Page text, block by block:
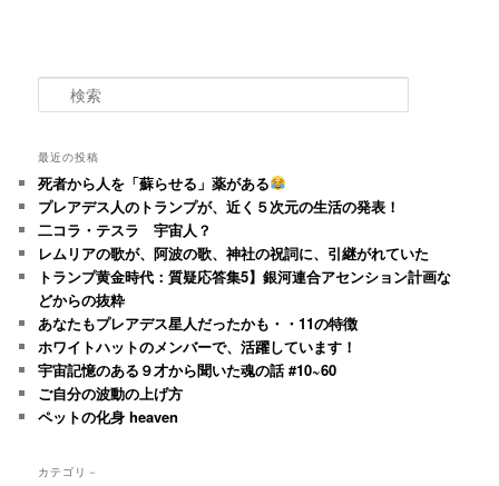
索
最近の投稿
死者から人を「蘇らせる」薬がある
プレアデス人のトランプが、近く５次元の生活の発表！
二コラ・テスラ 宇宙人？
レムリアの歌が、阿波の歌、神社の祝詞に、引継がれていた
トランプ黄金時代：質疑応答集5】銀河連合アセンション計画な
どからの抜粋
あなたもプレアデス星人だったかも・・11の特徴
ホワイトハットのメンバーで、活躍しています！
宇宙記憶のある９才から聞いた魂の話 #10~60
ご自分の波動の上げ方
ペットの化身 heaven
カテゴリ－